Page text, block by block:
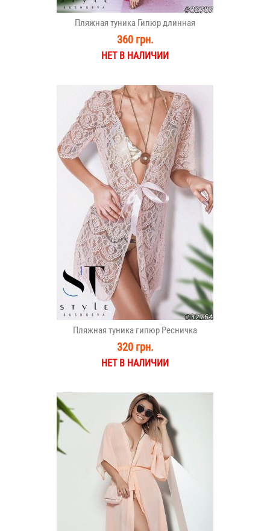
Пляжная туника Гипюр длинная
360 грн.
НЕТ В НАЛИЧИИ
Пляжная туника гипюр Ресничка
320 грн.
НЕТ В НАЛИЧИИ